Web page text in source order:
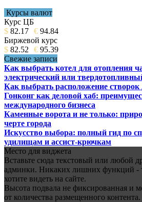
Курсы валют
Курс ЦБ
$ 82.17 € 94.84
Биржевой курс
$ 82.52 € 95.39
Свежие записи
Как выбрать котел для отопления
электрический или
Как выбрать расположение створок
Гонконг как деловой хаб:
международного бизнеса
Каменные ворота и не только:
черте города
Искусство выбора: полный гид по
удилищам и ассист-крючкам
Место для виджета
Вставьте сюда текстовый или любой
админки. Никаких лишних функций -
хотите видеть на сайте.
Высота подвала не фиксированная и
от количества размещенного контента.